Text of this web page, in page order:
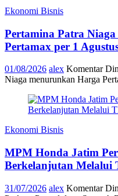
Ekonomi Bisnis
Pertamina Patra
Pertamax per 1
01/08/2026 alex Komentar
Niaga menurunkan Harga
Ekonomi Bisnis
MPM Honda Jatim
Berkelanjutan Melalui
31/07/2026 alex Komentar